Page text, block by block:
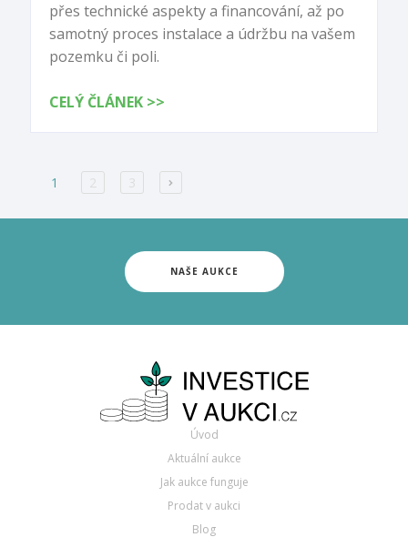
přes technické aspekty a financování, až po
samotný proces instalace a údržbu na vašem
pozemku či poli.
CELÝ ČLÁNEK >>
1 2 3
NAŠE AUKCE
Úvod
Aktuální aukce
Jak aukce funguje
Prodat v aukci
Blog